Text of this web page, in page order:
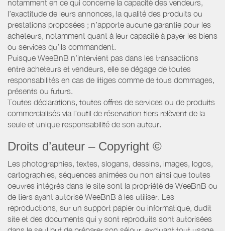
notamment en ce qui concerne la capacité des vendeurs,
l’exactitude de leurs annonces, la qualité des produits ou
prestations proposées ; n’apporte aucune garantie pour les
acheteurs, notamment quant à leur capacité à payer les biens
ou services qu’ils commandent.
Puisque WeeBnB n’intervient pas dans les transactions
entre acheteurs et vendeurs, elle se dégage de toutes
responsabilités en cas de litiges comme de tous dommages,
présents ou futurs.
Toutes déclarations, toutes offres de services ou de produits
commercialisés via l’outil de réservation tiers relèvent de la
seule et unique responsabilité de son auteur.
Droits d’auteur – Copyright ©
Les photographies, textes, slogans, dessins, images, logos,
cartographies, séquences animées ou non ainsi que toutes
oeuvres intégrés dans le site sont la propriété de WeeBnB ou
de tiers ayant autorisé WeeBnB à les utiliser. Les
reproductions, sur un support papier ou informatique, dudit
site et des documents qui y sont reproduits sont autorisées